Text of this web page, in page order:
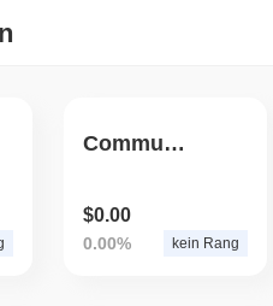
Community Inu
$0.00
0.00% kein Rang